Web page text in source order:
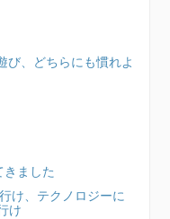
び、どちらにも慣れよ
ました
け、テクノロジーに
け